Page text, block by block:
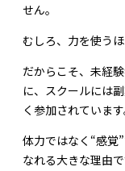
せん。
むしろ、力を使う
だからこそ、未経
に、スクールには
く参加されています
体力ではなく“感覚
なれる大きな理由で